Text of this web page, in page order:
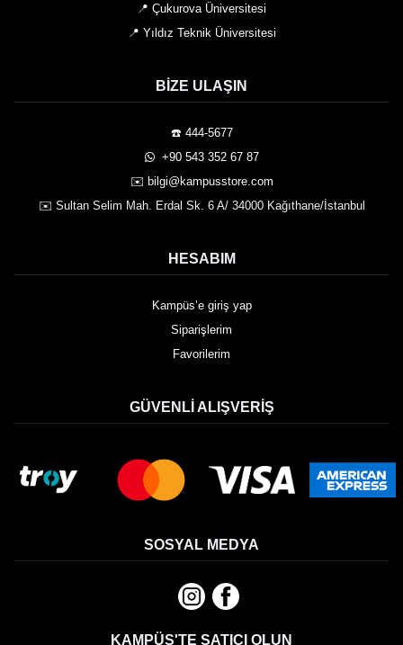
📍 Çukurova Üniversitesi
📍 Yıldız Teknik Üniversitesi
BIZE ULAŞIN
☎️ 444-5677
️ +90 543 352 67 87
✉️ bilgi@kampusstore.com
✉️ Sultan Selim Mah. Erdal Sk. 6 A/ 34000 Kağıthane/İstanbul
HESABIM
Kampüs’e giriş yap
Siparişlerim
Favorilerim
GÜVENLI ALIŞVERIŞ
SOSYAL MEDYA
KAMPÜS'TE SATICI OLUN